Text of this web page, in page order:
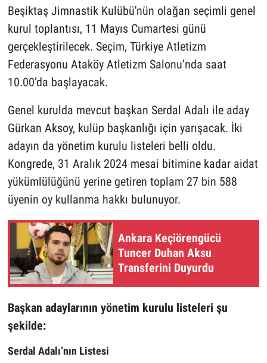
Beşiktaş Jimnastik Kulübü'nün olağan seçimli genel
kurul toplantısı, 11 Mayıs Cumartesi günü
gerçekleştirilecek. Seçim, Türkiye Atletizm
Federasyonu Ataköy Atletizm Salonu’nda saat
10.00’da başlayacak.
Genel kurulda mevcut başkan Serdal Adalı ile aday
Gürkan Aksoy, kulüp başkanlığı için yarışacak. İki
adayın da yönetim kurulu listeleri belli oldu.
Kongrede, 31 Aralık 2024 mesai bitimine kadar aidat
yükümlülüğünü yerine getiren toplam 27 bin 588
üyenin oy kullanma hakkı bulunuyor.
Ankara Keçiörengücü
Tuncer Duhan Aksu
Transferini Duyurdu
Başkan adaylarının yönetim kurulu listeleri şu
şekilde:
Serdal Adalı’nın Listesi